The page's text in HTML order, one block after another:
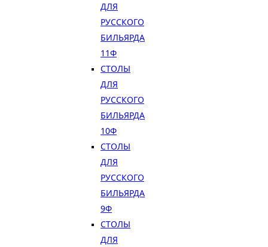
ДЛЯ
РУССКОГО
БИЛЬЯРДА
11Ф
СТОЛЫ
ДЛЯ
РУССКОГО
БИЛЬЯРДА
10Ф
СТОЛЫ
ДЛЯ
РУССКОГО
БИЛЬЯРДА
9Ф
СТОЛЫ
ДЛЯ